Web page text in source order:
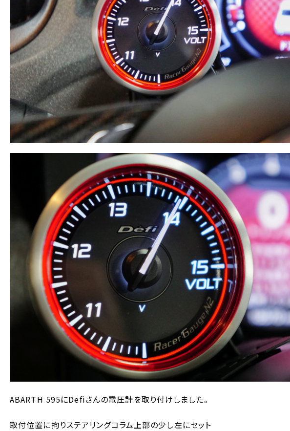
ABARTH 595にDefiさんの電圧計を取り付けしました。
取付位置に拘りステアリングコラム上部の少し左にセット